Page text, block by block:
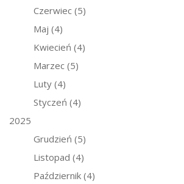
Czerwiec (5)
Maj (4)
Kwiecień (4)
Marzec (5)
Luty (4)
Styczeń (4)
2025
Grudzień (5)
Listopad (4)
Październik (4)